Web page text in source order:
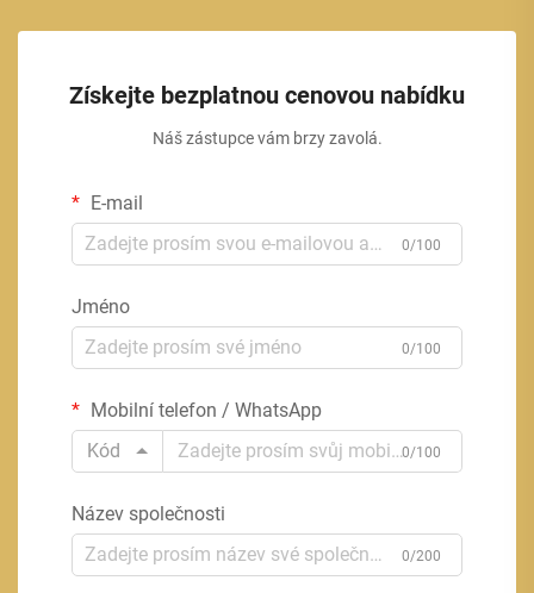
Získejte bezplatnou cenovou nabídku
Náš zástupce vám brzy zavolá.
E-mail
0/100
Jméno
0/100
Mobilní telefon / WhatsApp
Kód
0/100
Název společnosti
0/200